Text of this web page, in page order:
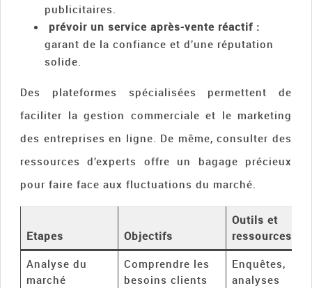
publicitaires.
prévoir un service après-vente réactif :
garant de la confiance et d’une réputation
solide.
Des plateformes spécialisées permettent de
faciliter la gestion commerciale et le marketing
des entreprises en ligne. De même, consulter des
ressources d’experts offre un bagage précieux
pour faire face aux fluctuations du marché.
Etapes Objectifs
Outils et
ressources
Analyse du
marché
Comprendre les
besoins clients
Enquêtes,
analyses